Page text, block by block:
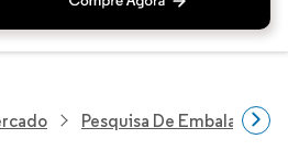
Pesquisa De Embalagens